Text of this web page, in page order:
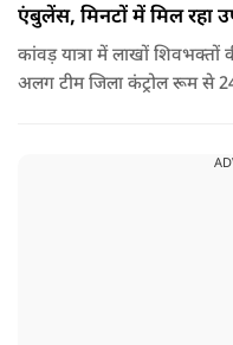
एंबुलेंस, मिनटों में मिल रहा
कांवड़ यात्रा में लाखों शिवभक्तों
अलग टीम जिला कंट्रोल रूम से